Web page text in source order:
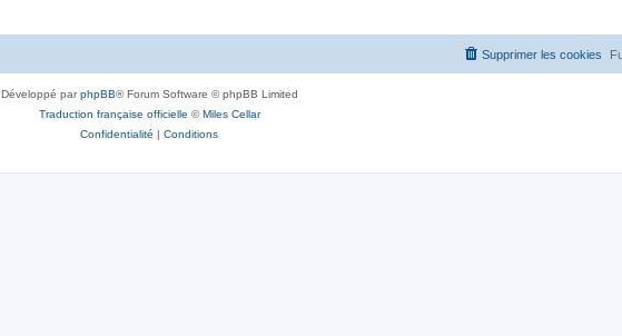
Supprimer les cookies
Développé parphpBB® Forum Software © phpBB Limited
Traduction française officielle ©Miles Cellar
Confidentialité | Conditions